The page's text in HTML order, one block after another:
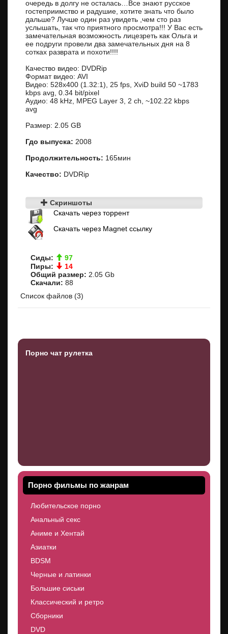
очередь в долгу не осталась…Все знают русское
гостеприимство и радушие, хотите знать что было
дальше? Лучше один раз увидеть ,чем сто раз
услышать, так что приятного просмотра!!! У Вас есть
замечательная возможность лицезреть как Ольга и
ее подруги провели два замечательных дня на 8
сотках разврата и похоти!!!!
Качество видео: DVDRip
Формат видео: AVI
Видео: 528x400 (1.32:1), 25 fps, XviD build 50 ~1783
kbps avg, 0.34 bit/pixel
Аудио: 48 kHz, MPEG Layer 3, 2 ch, ~102.22 kbps
avg
Размер: 2.05 GB
Гдо выпуска: 2008
Продолжительность: 165мин
Качество: DVDRip
Скриншоты
Скачать через торрент
Скачать через Magnet ссылку
Сиды:
97
Пиры:
14
Общий размер: 2.05 Gb
Скачали: 88
Список файлов (3)
Порно чат рулетка
Порно фильмы по жанрам
Любительское порно
Анальный секс
Аниме и Хентай
Азиатки
BDSM
Черные и латинки
Большие сиськи
Классический и ретро
Сборники
DVD